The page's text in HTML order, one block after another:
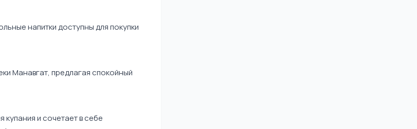
напитки доступны для покупки
Манавгат, предлагая спокойный
и сочетает в себе